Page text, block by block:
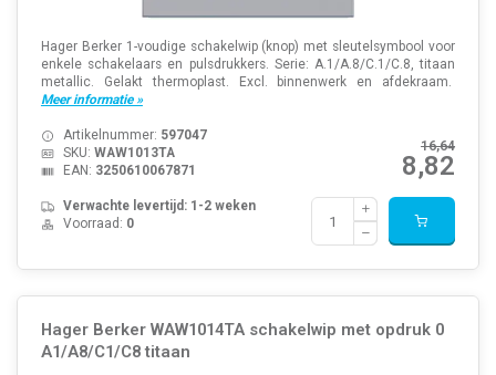
Hager Berker 1-voudige schakelwip (knop) met sleutelsymbool voor
enkele schakelaars en pulsdrukkers. Serie: A.1/A.8/C.1/C.8, titaan
metallic. Gelakt thermoplast. Excl. binnenwerk en afdekraam.
Meer informatie »
16,64
8,82
Artikelnummer: 597047
SKU: WAW1013TA
EAN: 3250610067871
Verwachte levertijd: 1-2 weken
Voorraad: 0
Hager Berker WAW1014TA schakelwip met opdruk 0
A1/A8/C1/C8 titaan